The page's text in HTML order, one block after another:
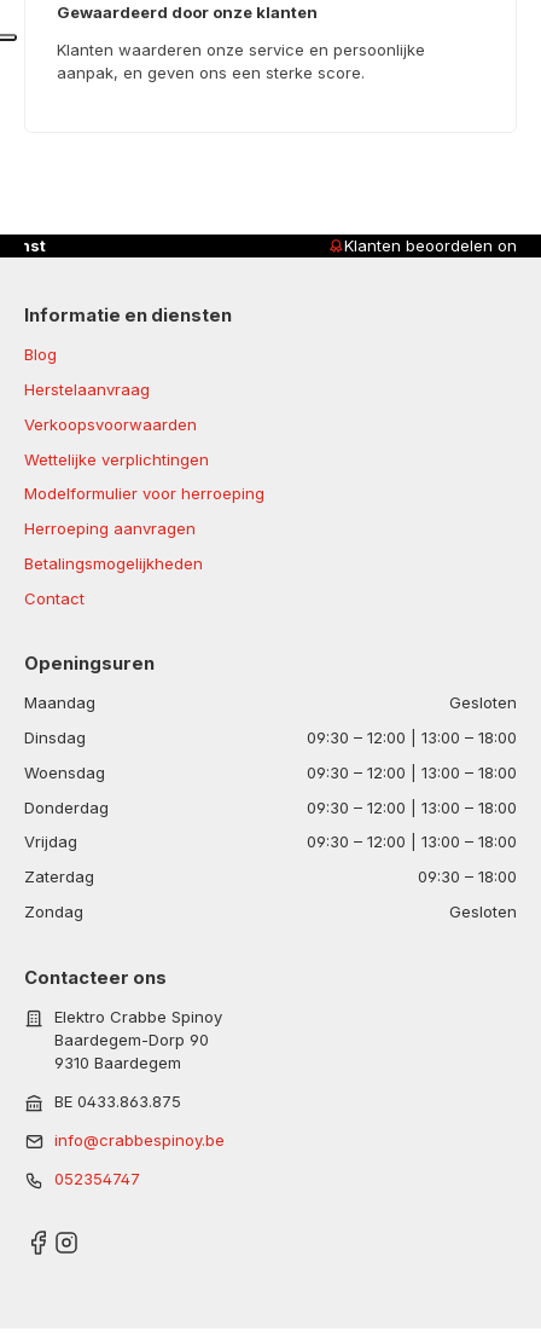
Gewaardeerd door onze klanten
Klanten waarderen onze service en persoonlijke
aanpak, en geven ons een sterke score.
Klanten beoordelen ons met4,8/5
Informatie en diensten
Blog
Herstelaanvraag
Verkoopsvoorwaarden
Wettelijke verplichtingen
Modelformulier voor herroeping
Herroeping aanvragen
Betalingsmogelijkheden
Contact
Openingsuren
Maandag
Gesloten
Dinsdag
09:30 – 12:00 | 13:00 – 18:00
Woensdag
09:30 – 12:00 | 13:00 – 18:00
Donderdag
09:30 – 12:00 | 13:00 – 18:00
Vrijdag
09:30 – 12:00 | 13:00 – 18:00
Zaterdag
09:30 – 18:00
Zondag
Gesloten
Contacteer ons
Elektro Crabbe Spinoy
Baardegem-Dorp 90
9310 Baardegem
BE 0433.863.875
info@crabbespinoy.be
052354747